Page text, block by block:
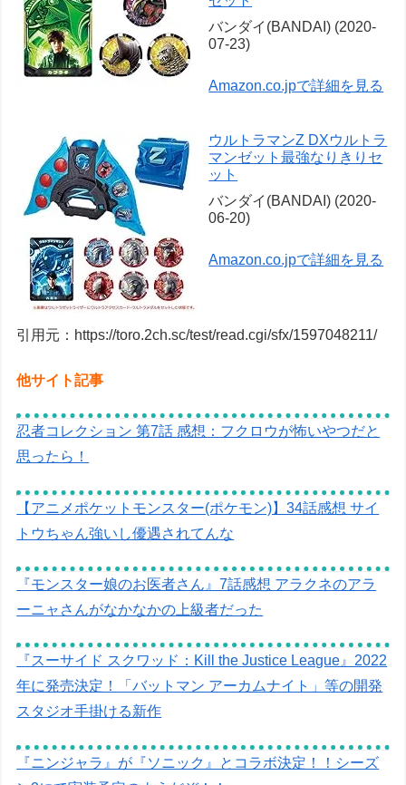
バンダイ(BANDAI) (2020-
07-23)
Amazon.co.jpで詳細を見る
ウルトラマンZ DXウルトラ
マンゼット最強なりきりセ
ット
バンダイ(BANDAI) (2020-
06-20)
Amazon.co.jpで詳細を見る
引用元：https://toro.2ch.sc/test/read.cgi/sfx/1597048211/
他サイト記事
忍者コレクション 第7話 感想：フクロウが怖いやつだと
思ったら！
【アニメポケットモンスター(ポケモン)】34話感想 サイ
トウちゃん強いし優遇されてんな
『モンスター娘のお医者さん』7話感想 アラクネのアラ
ーニャさんがなかなかの上級者だった
『スーサイド スクワッド：Kill the Justice League』2022
年に発売決定！「バットマン アーカムナイト」等の開発
スタジオ手掛ける新作
『ニンジャラ』が『ソニック』とコラボ決定！！シーズ